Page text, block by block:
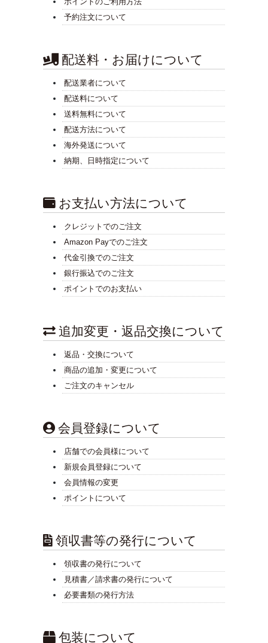
予約注文について
配送料・お届けについて
配送業者について
配送料について
送料無料について
配送方法について
海外発送について
納期、日時指定について
お支払い方法について
クレジットでのご注文
Amazon Payでのご注文
代金引換でのご注文
銀行振込でのご注文
ポイントでのお支払い
追加変更・返品交換について
返品・交換について
商品の追加・変更について
ご注文のキャンセル
会員登録について
店舗での会員様について
新規会員登録について
会員情報の変更
ポイントについて
領収書等の発行について
領収書の発行について
見積書／請求書の発行について
必要書類の発行方法
包装について